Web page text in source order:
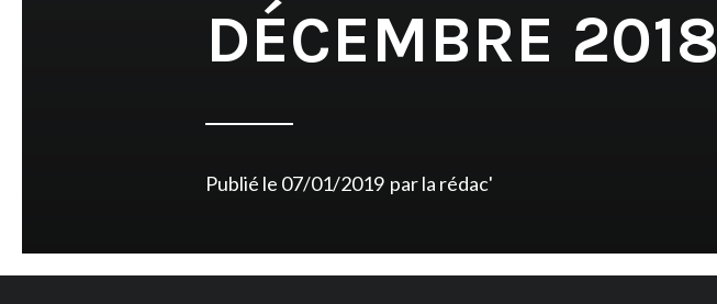
DÉCEMBRE 2018
Publié le 07/01/2019 parla rédac'